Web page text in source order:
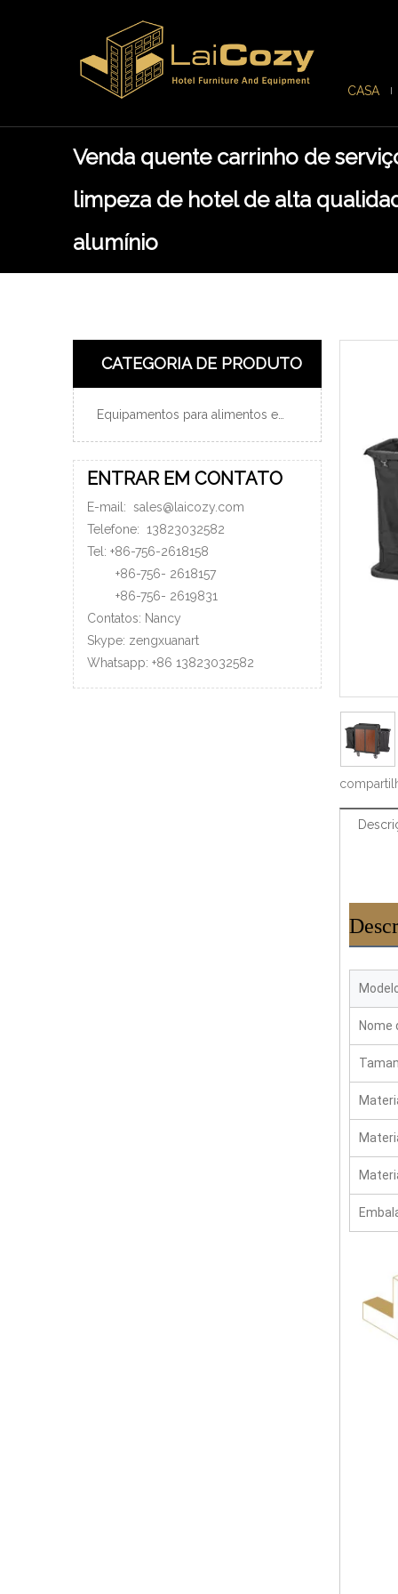
CASA
Venda quente carrinho de
limpeza de hotel de alta
alumínio
CATEGORIA DE PRODUTO
ENTRAR EM CONTATO
E-mail: sales@laicozy.com
Telefone: 13823032582
Tel: +86-756-2618158
+86-756- 2618157
+86-756- 2619831
Contatos: Nancy
Skype: zengxuanart
Whatsapp: +86 13823032582
Nome